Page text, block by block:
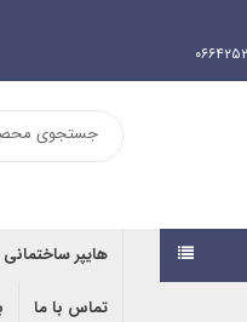
هایپر ساختمانی
تماس با ما